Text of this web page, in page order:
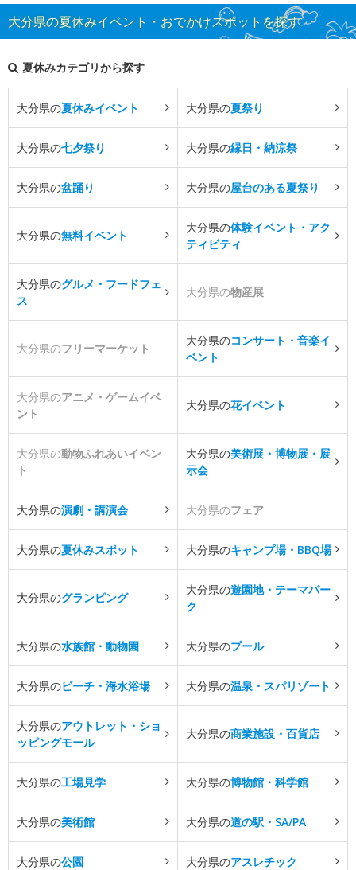
大分県の夏休みイベント・おでかけスポットを探す
夏休みカテゴリから探す
大分県の夏休みイベント 大分県の夏祭り
大分県の七夕祭り 大分県の縁日・納涼祭
大分県の盆踊り 大分県の屋台のある夏祭り
大分県の無料イベント
大分県の体験イベント・アク
ティビティ
大分県のグルメ・フードフェ
ス
大分県の物産展
大分県のフリーマーケット
大分県のコンサート・音楽イ
ベント
大分県のアニメ・ゲームイベ
ント
大分県の花イベント
大分県の動物ふれあいイベン
ト
大分県の美術展・博物展・展
示会
大分県の演劇・講演会 大分県のフェア
大分県の夏休みスポット 大分県のキャンプ場・BBQ場
大分県のグランピング
大分県の遊園地・テーマパー
ク
大分県の水族館・動物園 大分県のプール
大分県のビーチ・海水浴場 大分県の温泉・スパリゾート
大分県のアウトレット・ショ
ッピングモール
大分県の商業施設・百貨店
大分県の工場見学 大分県の博物館・科学館
大分県の美術館 大分県の道の駅・SA/PA
大分県の公園 大分県のアスレチック